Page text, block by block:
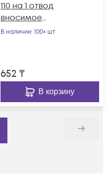
110 на 1 отвод
вносимое
затухание IN-TAP
В наличии: 100+ шт
652 ₸
В корзину
Дальше